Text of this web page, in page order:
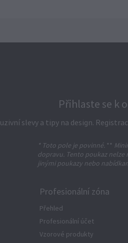
Přihlaste se k
slevy a tipy na design.
* Toto pole je povinné. **
dopravu. Tento poukaz
jinými poukazy nebo
Profesionální zóna
Přehled
Profesionální účet
Vzorové produkty